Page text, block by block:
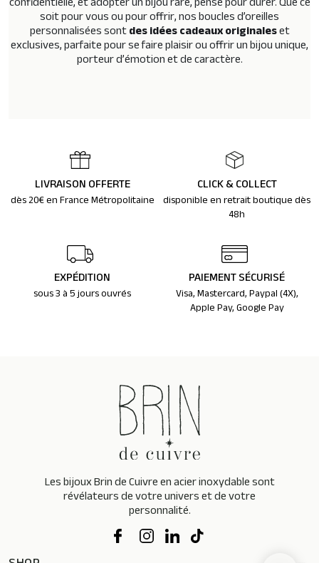
confidentielle, et adopter un bijou rare, pensé pour durer. Que ce
soit pour vous ou pour offrir, nos boucles d’oreilles
personnalisées sontdesidées cadeaux originaleset
exclusives, parfaite pour se faire plaisir ou offrir un bijou unique,
porteur d’émotion et de caractère.
LIVRAISON OFFERTE
dès 20€ en France Métropolitaine
CLICK & COLLECT
disponible en retrait boutique dès
48h
EXPÉDITION
sous 3 à 5 jours ouvrés
PAIEMENT SÉCURISÉ
Visa, Mastercard, Paypal (4X),
Apple Pay, Google Pay
Les bijoux Brin de Cuivre en acier inoxydable sont
révélateurs de votre univers et de votre
personnalité.